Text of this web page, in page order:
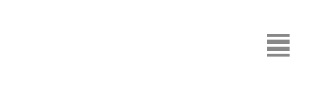
MENÜ